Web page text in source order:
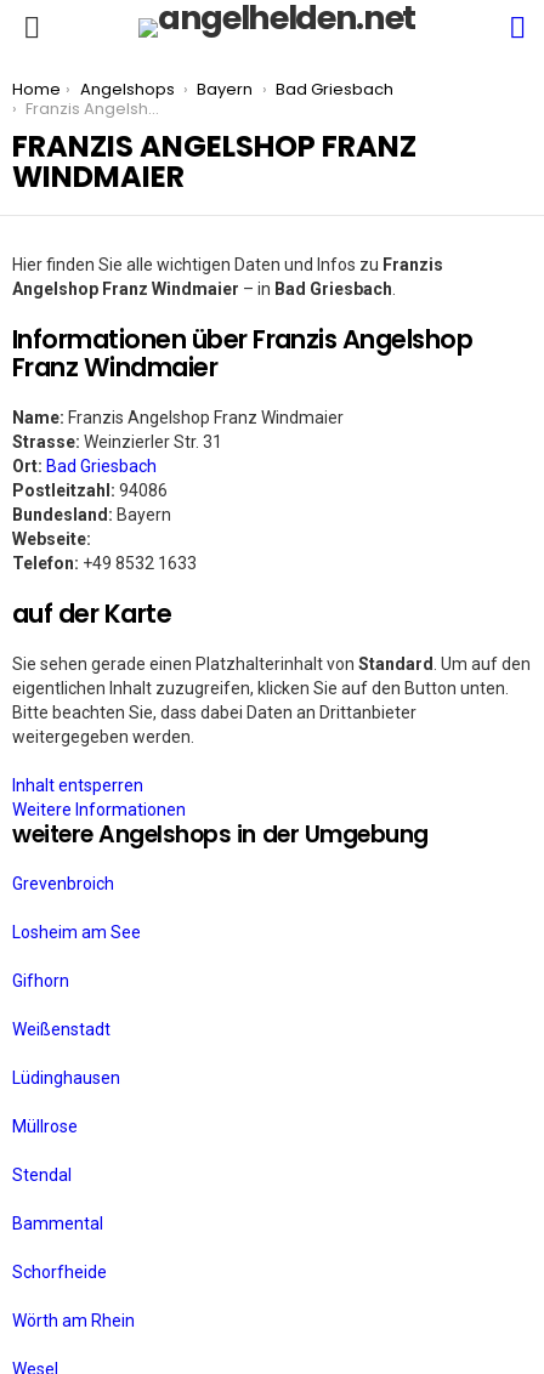
You are here:
Home Angelshops Bayern
Bad Griesbach
Franzis Angelshop Franz Windmaier
FRANZIS ANGELSHOP FRANZ
WINDMAIER
Hier finden Sie alle wichtigen Daten und Infos zu Franzis
Angelshop Franz Windmaier – in Bad Griesbach
Informationen über Franzis Angelshop
Franz Windmaier
Name: Franzis Angelshop Franz Windmaier
Strasse: Weinzierler Str. 31
Ort: Bad Griesbach
Postleitzahl: 94086
Bundesland: Bayern
Webseite:
Telefon: +49 8532 1633
auf der Karte
Sie sehen gerade einen Platzhalterinhalt von Standard . Um auf den
eigentlichen Inhalt zuzugreifen, klicken Sie auf den Button unten.
Bitte beachten Sie, dass dabei Daten an Drittanbieter
weitergegeben werden.
Inhalt entsperren
Weitere Informationen
weitere Angelshops in der Umgebung
Grevenbroich
Losheim am See
Gifhorn
Weißenstadt
Lüdinghausen
Müllrose
Stendal
Bammental
Schorfheide
Wörth am Rhein
Wesel